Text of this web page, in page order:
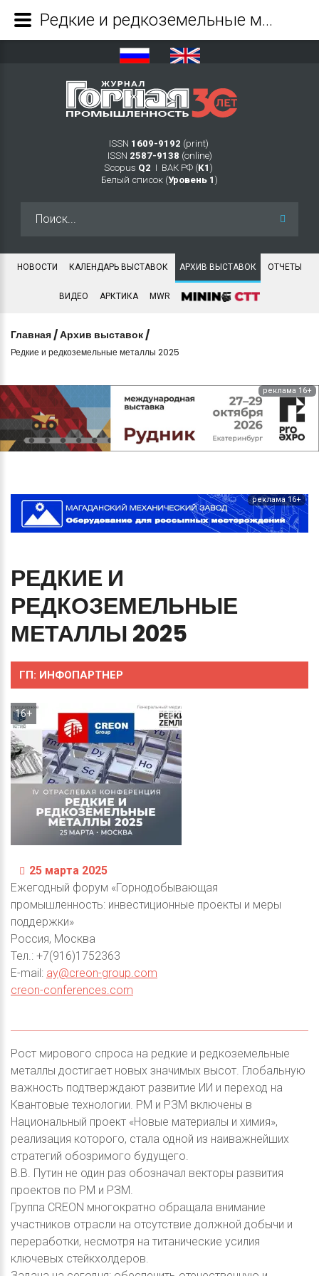
ISSN 1609-9192 (print)
ISSN 2587-9138 (online)
Scopus Q2 Ι ВАК РФ (K1 )
Белый список (Уровень 1 )
НОВОСТИ КАЛЕНДАРЬ ВЫСТАВОК АРХИВ ВЫСТАВОК ОТЧЕТЫ
ВИДЕО АРКТИКА MWR
Главная /Архив выставок /
Редкие и редкоземельные металлы 2025
реклама 16+
реклама 16+
РЕДКИЕ И
РЕДКОЗЕМЕЛЬНЫЕ
МЕТАЛЛЫ 2025
ГП: ИНФОПАРТНЕР
16+
25 марта 2025
Ежегодный форум «Горнодобывающая
промышленность: инвестиционные проекты и меры
поддержки»
Россия, Москва
Тел.: +7(916)1752363
E-mail: ay@creon-group.com
creon-conferences.com
Рост мирового спроса на редкие и редкоземельные
металлы достигает новых значимых высот. Глобальную
важность подтверждают развитие ИИ и переход на
Квантовые технологии. РМ и РЗМ включены в
Национальный проект «Новые материалы и химия»,
реализация которого, стала одной из наиважнейших
стратегий обозримого будущего.
В.В. Путин не один раз обозначал векторы развития
проектов по РМ и РЗМ.
Группа CREON многократно обращала внимание
участников отрасли на отсутствие должной добычи и
переработки, несмотря на титанические усилия
ключевых стейкхолдеров.
Редкие и редкоземельные металлы 2025 - Журнал Горная промышленность